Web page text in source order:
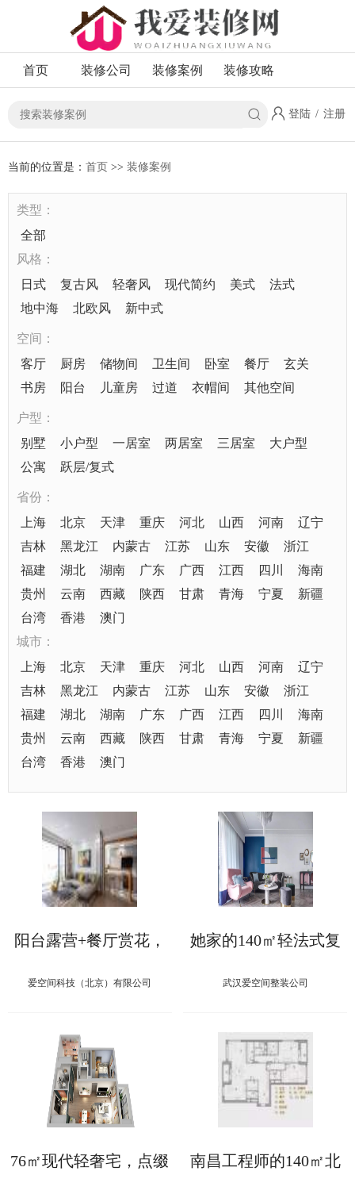
首页 装修公司 装修案例 装修攻略
登陆 / 注册
当前的位置是： 首页 >> 装修案例
类型：
全部
风格：
日式
复古风 轻奢风 现代简约 美式
法式
地中海
北欧风 新中式
空间：
客厅
厨房 储物间 卫生间 卧室 餐厅
玄关
书房
阳台 儿童房 过道 衣帽间 其他空间
户型：
别墅
小户型 一居室 两居室 三居室
大户型
公寓
跃层/复式
省份：
上海
北京 天津 重庆 河北 山西 河南
辽宁
吉林
黑龙江 内蒙古 江苏 山东 安徽
浙江
福建
湖北 湖南 广东 广西 江西 四川
海南
贵州
云南 西藏 陕西 甘肃 青海 宁夏
新疆
台湾
香港
澳门
城市：
上海
北京 天津 重庆 河北 山西 河南
辽宁
吉林
黑龙江 内蒙古 江苏 山东 安徽
浙江
福建
湖北 湖南 广东 广西 江西 四川
海南
贵州
云南 西藏 陕西 甘肃 青海 宁夏
新疆
台湾
香港 澳门
阳台露营+餐厅赏花，
爱空间科技（北京）有限公司
她家的140㎡轻法式复
武汉爱空间整装公司
76㎡现代轻奢宅，点缀
南昌工程师的140㎡北